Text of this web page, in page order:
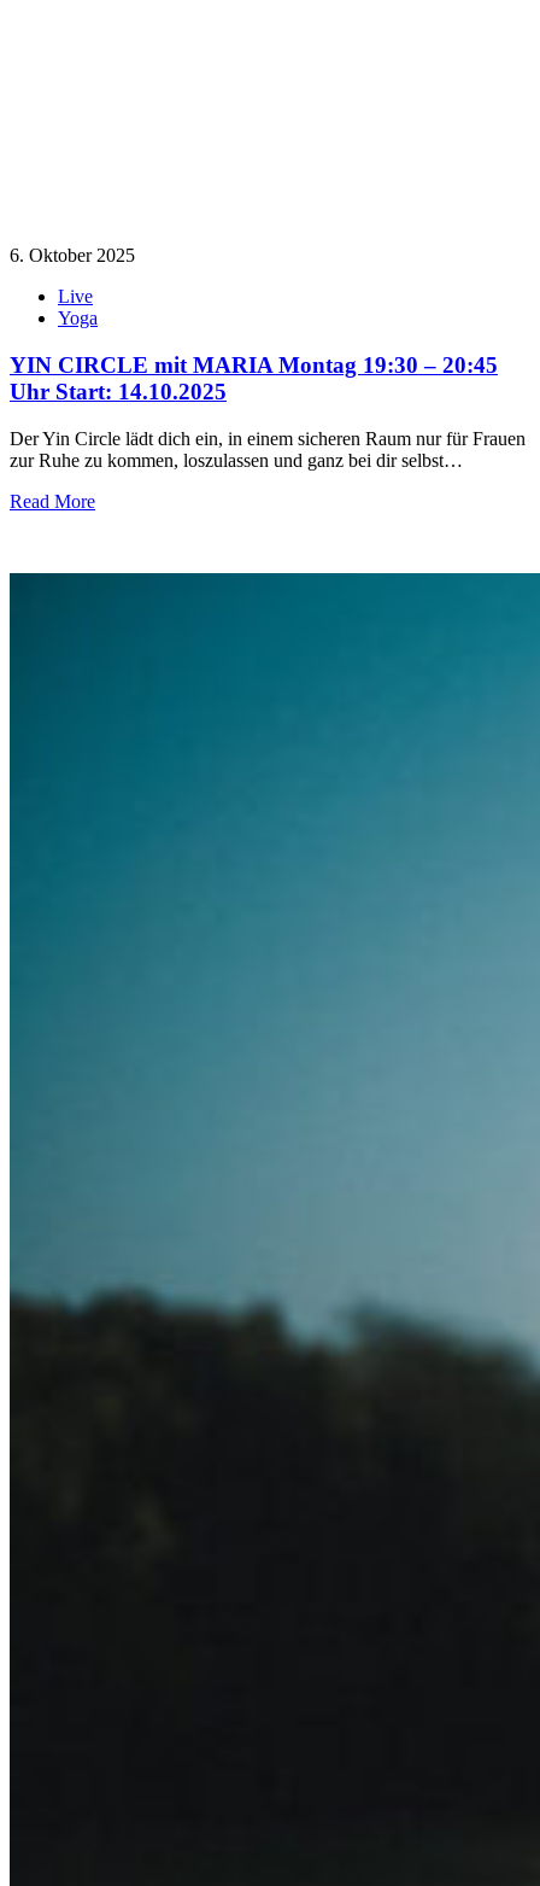
6. Oktober 2025
Live
Yoga
YIN CIRCLE mit MARIA Montag 19:30 – 20:45
Uhr Start: 14.10.2025
Der Yin Circle lädt dich ein, in einem sicheren Raum nur für Frauen
zur Ruhe zu kommen, loszulassen und ganz bei dir selbst…
Read More